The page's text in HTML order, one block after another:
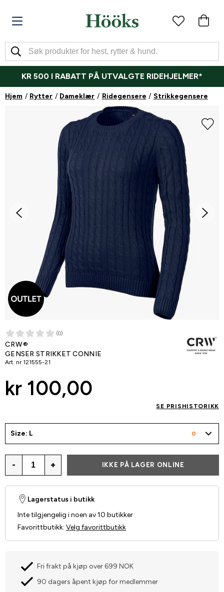
KR 500 I RABATT PÅ UTVALGTE RIDEHJELMER*
Hjem Rytter Dameklær Ridegensere Strikkegensere
(0)
CRW®
GENSER STRIKKET CONNIE
Art. nr 121555-21
kr 100,00
SE PRISHISTORIKK
Size: L 0
- + IKKE PÅ LAGER ONLINE
Lagerstatus i butikk
Inte tilgjengelig i noen av 10 butikker
Favorittbutikk: Velg favorittbutikk
Fri frakt på kjøp over 699 NOK
90 dagers åpent kjøp for medlemmer